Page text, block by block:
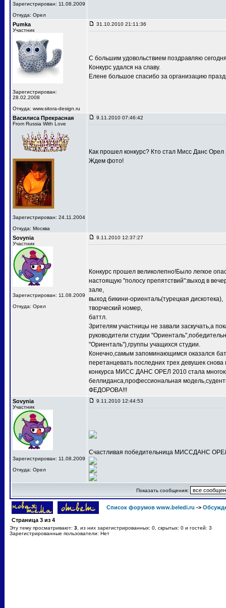
Зарегистрирован: 11.08.2009
Откуда: Орел
Pumka
Участник
Зарегистрирован:
28.02.2008
Откуда: www.sitora-design.ru
31.10.2010 21:11:36
С большим удовольствием поздравляю
Конкурс удался на славу.
Елене большое спасибо за организацию
Василиса Прекрасная
From Russia With Love
Зарегистрирован: 24.11.2004
Откуда: Москва
9.11.2010 07:46:42
Как прошел конкурс? Кто стал Мисс Данс Орел
Ждем фото!
Sovynia
Участник
Зарегистрирован: 11.08.2009
Откуда: Орел
9.11.2010 12:37:27
Конкурс прошел великолепно!Было легкое
настоящую "полосу препятствий":выход в
зале,
выход бикини-ориенталь(турецкая дискотека),
творческий номер,
баттл.
Зрителям участницы не завали заскучать,а
руководители студии
"Ориенталь"),группы учащихся студии.
Конечно,самым запоминающимся оказался
перетанцевать последних трех девушек
конкурса МИСС ДАНС ОРЕЛ 2010 стала
беллиданса,профессиональная
ФЕДОРОВА!!!
Sovynia
Участник
Зарегистрирован: 11.08.2009
Откуда: Орел
9.11.2010 12:44:53
Счастливая победительница МИССДАНС
Показать сообщения:
Список форумов www.beledi.ru ->
Страница 3 из 4
Эту тему просматривают: 3 , из них зарегистрированных: 0, скрытых: 0 и гостей: 3
Зарегистрированные пользователи: Нет